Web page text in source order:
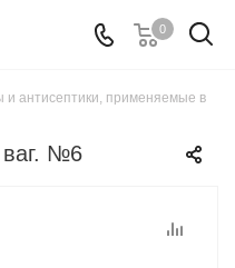
0
антисептики, применяемые в
ваг. №6